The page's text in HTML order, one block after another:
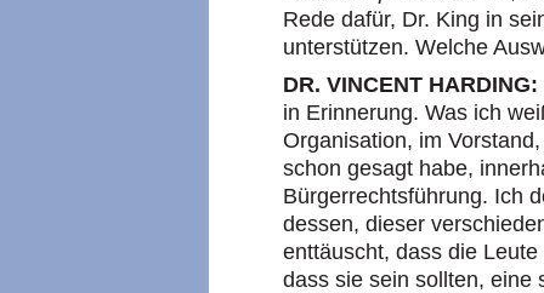
Rede dafür, Dr. King in
unterstützen. Welche
DR. VINCENT HARDING:
in Erinnerung. Was ich
Organisation, im
schon gesagt habe,
Bürgerrechtsführung. Ich
dessen, dieser
enttäuscht, dass die
dass sie sein sollten, eine